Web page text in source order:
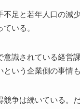
不足と若年人口の減
いる。
意識されている経営
いう企業側の事情も
競争は続いている。